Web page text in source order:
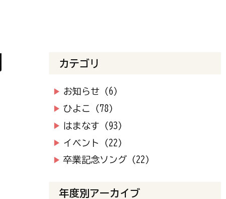
カテゴリ
お知らせ（6）
ひよこ（78）
はまなす（93）
イベント（22）
卒業記念ソング（22）
年度別アーカイブ